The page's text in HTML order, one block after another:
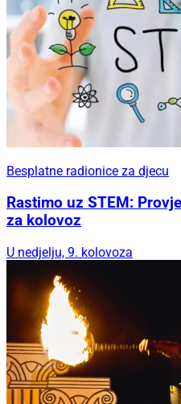
Besplatne radionice za djecu
Rastimo uz STEM:
za kolovoz
U nedjelju, 9. kolovoza